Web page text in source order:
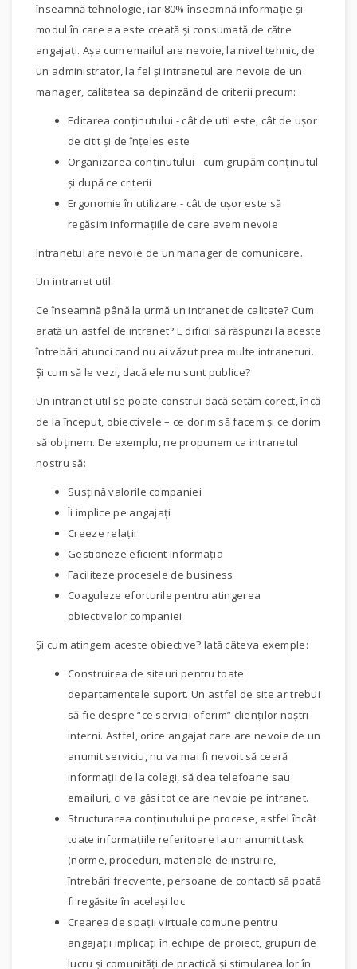
înseamnă tehnologie, iar 80% înseamnă informaţie şi
modul în care ea este creată şi consumată de către
angajaţi. Aşa cum emailul are nevoie, la nivel tehnic, de
un administrator, la fel şi intranetul are nevoie de un
manager, calitatea sa depinzând de criterii precum:
Editarea conţinutului - cât de util este, cât de uşor
de citit şi de înţeles este
Organizarea conţinutului - cum grupăm conţinutul
şi după ce criterii
Ergonomie în utilizare - cât de uşor este să
regăsim informaţiile de care avem nevoie
Intranetul are nevoie de un manager de comunicare.
Un intranet util
Ce înseamnă până la urmă un intranet de calitate? Cum
arată un astfel de intranet? E dificil să răspunzi la aceste
întrebări atunci cand nu ai văzut prea multe intraneturi.
Şi cum să le vezi, dacă ele nu sunt publice?
Un intranet util se poate construi dacă setăm corect, încă
de la început, obiectivele – ce dorim să facem şi ce dorim
să obţinem. De exemplu, ne propunem ca intranetul
nostru să:
Susţină valorile companiei
Îi implice pe angajaţi
Creeze relaţii
Gestioneze eficient informaţia
Faciliteze procesele de business
Coaguleze eforturile pentru atingerea
obiectivelor companiei
Şi cum atingem aceste obiective? Iată câteva exemple:
Construirea de siteuri pentru toate
departamentele suport. Un astfel de site ar trebui
să fie despre “ce servicii oferim” clienţilor noştri
interni. Astfel, orice angajat care are nevoie de un
anumit serviciu, nu va mai fi nevoit să ceară
informaţii de la colegi, să dea telefoane sau
emailuri, ci va găsi tot ce are nevoie pe intranet.
Structurarea conţinutului pe procese, astfel încât
toate informaţiile referitoare la un anumit task
(norme, proceduri, materiale de instruire,
întrebări frecvente, persoane de contact) să poată
fi regăsite în acelaşi loc
Crearea de spaţii virtuale comune pentru
angajaţii implicaţi în echipe de proiect, grupuri de
lucru şi comunităţi de practică şi stimularea lor în